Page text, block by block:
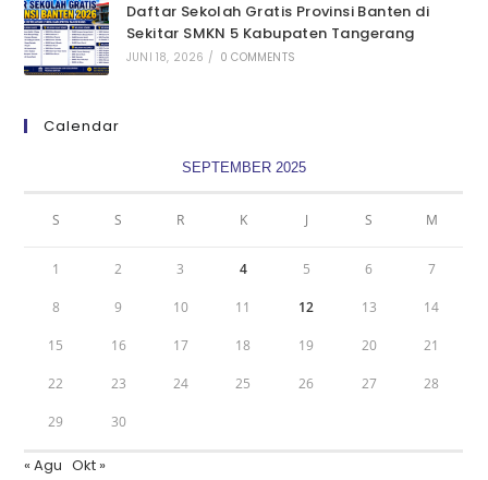
Daftar Sekolah Gratis Provinsi Banten di
Sekitar SMKN 5 Kabupaten Tangerang
JUNI 18, 2026 / 0 COMMENTS
Calendar
SEPTEMBER 2025
S S R K J S M
1 2 3 4 5 6 7
8 9 10 11 12 13 14
15 16 17 18 19 20 21
22 23 24 25 26 27 28
29 30
« Agu Okt »